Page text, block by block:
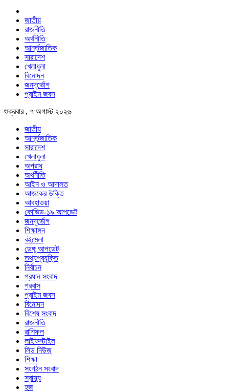
জাতীয়
রাজনীতি
অর্থনীতি
আর্ন্তজাতিক
সারাদেশ
খেলাধুলা
বিনোদন
জনদূর্ভোগ
প্রাইম জবস
শুক্রবার , ৭ অগাস্ট ২০২৬
জাতীয়
আর্ন্তজাতিক
সারাদেশ
খেলাধুলা
অপরাধ
অর্থনীতি
আইন ও আদালত
আজকের উক্তি
আবহাওয়া
কোভিড-১৯ আপডেট
জনদূর্ভোগ
শিক্ষাঙ্গন
বইমেলা
ডেঙ্গু আপডেট
তথ্যপ্রযুক্তি
নির্বাচন
প্রধান সংবাদ
প্রবাস
প্রাইম জবস
বিনোদন
বিশেষ সংবাদ
রাজনীতি
রাশিফল
লাইফস্টাইল
লিড নিউজ
শিক্ষা
সংগঠন সংবাদ
স্বাস্থ্য
হজ